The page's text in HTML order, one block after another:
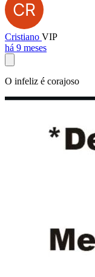
Cristiano VIP
há 9 meses
O infeliz é corajoso